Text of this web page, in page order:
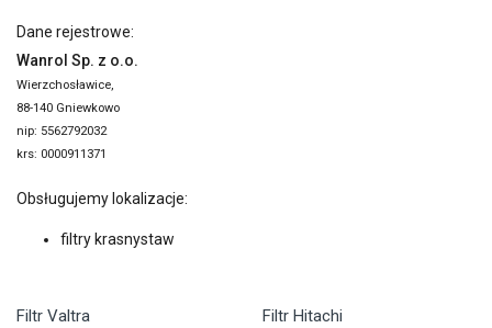
Dane rejestrowe:
Wanrol Sp. z o.o.
Wierzchosławice,
88-140 Gniewkowo
nip: 5562792032
krs: 0000911371
Obsługujemy lokalizacje:
filtry krasnystaw
Filtr Valtra Filtr Hitachi